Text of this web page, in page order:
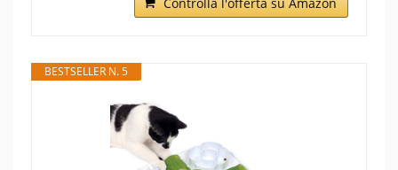
BESTSELLER N. 5